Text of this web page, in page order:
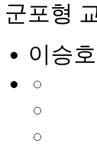
군포형
이승